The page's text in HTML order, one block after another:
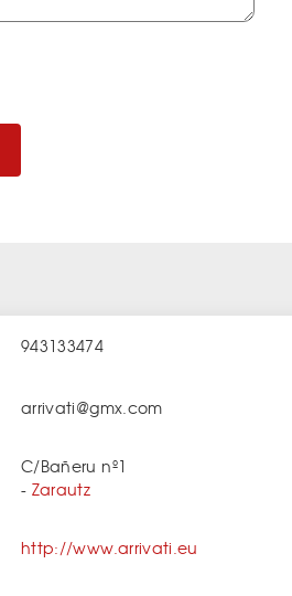
943133474
arrivati@gmx.com
C/Bañeru nº1
- Zarautz
http://www.arrivati.eu